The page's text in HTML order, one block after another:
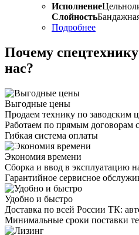
Исполнение
Слойность
Подробнее
Почему
нас?
Выгодные цены
Продаем технику по заводским
Работаем по прямым договорам
Гибкая система оплаты
Экономия времени
Сборка и ввод в эксплуатацию
Гарантийное сервисное
Удобно и быстро
Доставка по всей России ТК:
Минимальные сроки поставки